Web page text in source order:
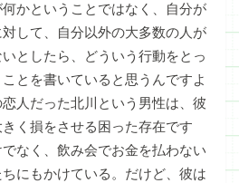
かということではなく、自分が
して、自分以外の大多数の人が
としたら、どういう行動をとっ
とを書いていると思うんですよ
人だった北川という男性は、彼
く損をさせる困った存在です
なく、飲み会でお金を払わない
にもかけている。だけど、彼は